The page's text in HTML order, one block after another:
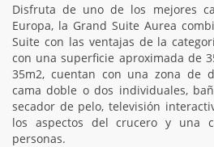
Disfruta de uno de los mejores
Europa, la Grand Suite Aurea
Suite con las ventajas de la
con una superficie aproximada de
35m2, cuentan con una zona de
cama doble o dos individuales,
secador de pelo, televisión
los aspectos del crucero y una
personas.